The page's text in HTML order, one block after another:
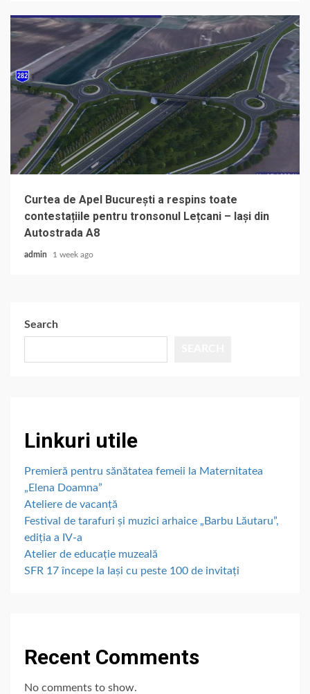
Curtea de Apel București a respins toate
contestațiile pentru tronsonul Lețcani – Iași din
Autostrada A8
admin 1 week ago
Search
Linkuri utile
Premieră pentru sănătatea femeii la Maternitatea
„Elena Doamna”
Ateliere de vacanță
Festival de tarafuri și muzici arhaice „Barbu Lăutaru”,
ediția a IV-a
Atelier de educație muzeală
SFR 17 începe la Iași cu peste 100 de invitați
Recent Comments
No comments to show.